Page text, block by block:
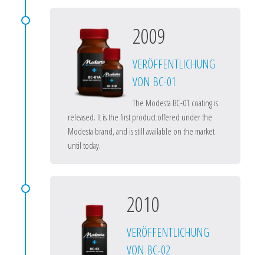
2009
VERÖFFENTLICHUNG
VON BC-01
The Modesta BC-01 coating is
released. It is the first product offered under the
Modesta brand, and is still available on the market
until today.
2010
VERÖFFENTLICHUNG
VON BC-02